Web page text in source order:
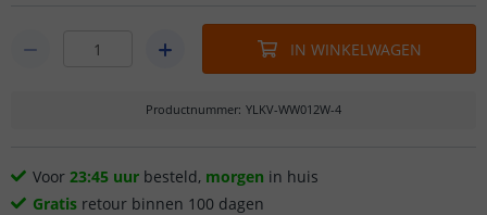
IN WINKELWAGEN
Productnummer: YLKV-WW012W-4
Voor 23:45 uur besteld, morgen in huis
Gratis retour binnen 100 dagen